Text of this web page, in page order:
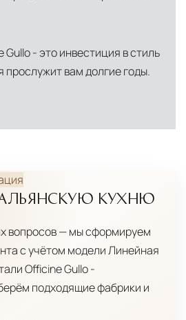
Gullo - это инвестиция в стиль
прослужит вам долгие годы.
КУХНЮ
вопросов — мы сформируем
с учётом моделиЛинейная
Officine Gullo -
подходящие фабрики и